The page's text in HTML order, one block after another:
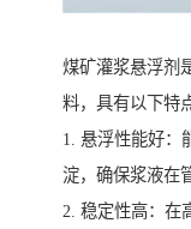
煤矿灌浆悬浮剂
料，具有以下特
1. 悬浮性能好：
淀，确保浆液在
2. 稳定性高：在